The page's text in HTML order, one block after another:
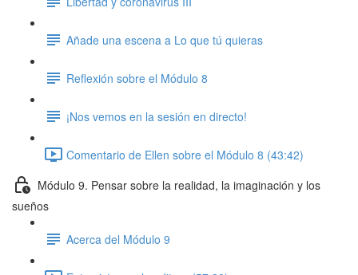
Añade una escena a Lo que tú quieras
Reflexión sobre el Módulo 8
¡Nos vemos en la sesión en directo!
Comentario de Ellen sobre el Módulo 8 (43:42)
Módulo 9. Pensar sobre la realidad, la imaginación y los
sueños
Acerca del Módulo 9